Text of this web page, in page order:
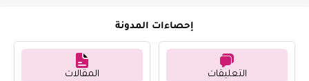
إحصاءات المدونة
التعليقات المقالات